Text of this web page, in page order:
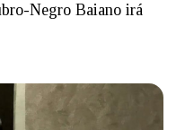
Negro Baiano irá